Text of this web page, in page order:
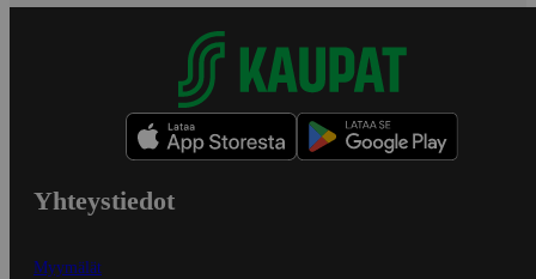
Yhteystiedot
Myymälät